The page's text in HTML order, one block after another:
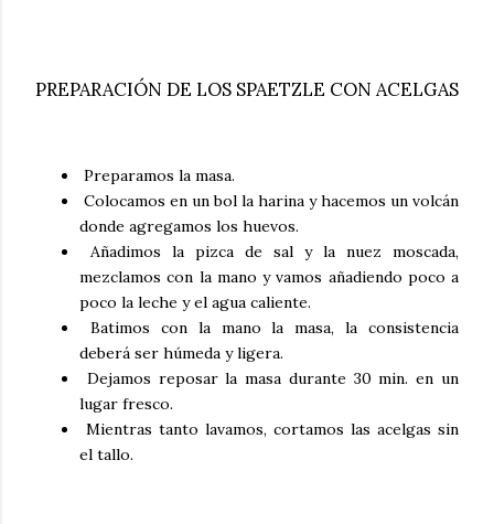
PREPARACIÓN DE LOS SPAETZLE CON ACELGAS
Preparamos la masa.
Colocamos en un bol la harina y hacemos un volcán
donde agregamos los huevos.
Añadimos la pizca de sal y la nuez moscada,
mezclamos con la mano y vamos añadiendo poco a
poco la leche y el agua caliente.
Batimos con la mano la masa, la consistencia
deberá ser húmeda y ligera.
Dejamos reposar la masa durante 30 min. en un
lugar fresco.
Mientras tanto lavamos, cortamos las acelgas sin
el tallo.